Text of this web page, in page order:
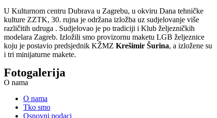
U Kulturnom centru Dubrava u Zagrebu, u okviru Dana tehničke
kulture ZZTK, 30. rujna je održana izložba uz sudjelovanje više
različitih udruga . Sudjelovao je po tradiciji i Klub željezničkih
modelara Zagreb. Izložili smo provizornu maketu LGB željeznice
koju je postavio predsjednik KŽMZ Krešimir Šurina, a izložene su
i tri minijaturne makete.
Fotogalerija
O nama
O nama
Tko smo
Osnovni podaci